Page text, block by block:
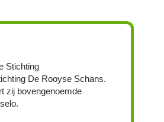
Stichting
De Rooyse Schans.
zij bovengenoemde